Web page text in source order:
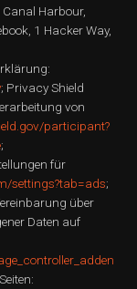
Harbour,
1 Hacker Way,
; Privacy Shield
von
participant?
;
für
settings?tab=ads;
über
Daten auf